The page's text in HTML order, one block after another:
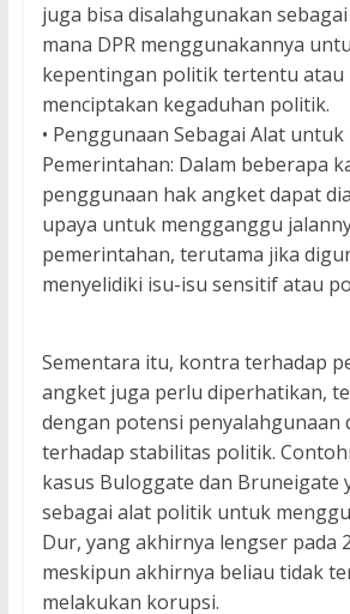
juga bisa disalahgunakan
mana DPR menggunakannya
kepentingan politik tertentu
menciptakan kegaduhan politik.
• Penggunaan Sebagai Alat
Pemerintahan: Dalam beberapa
penggunaan hak angket dapat
upaya untuk mengganggu
pemerintahan, terutama jika
menyelidiki isu-isu sensitif atau
Sementara itu, kontra terhadap
angket juga perlu diperhatikan,
dengan potensi penyalahgunaan
terhadap stabilitas politik.
kasus Buloggate dan Bruneigate
sebagai alat politik untuk
Dur, yang akhirnya lengser pada
meskipun akhirnya beliau tidak
melakukan korupsi.